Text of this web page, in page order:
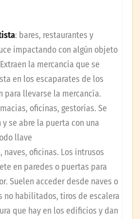
: bares, restaurantes y
impactando con algún objeto
la mercancía que se
en los escaparates de los
para llevarse la mercancía.
oficinas, gestorías. Se
se abre la puerta con una
llave
naves, oficinas. Los intrusos
en paredes o puertas para
Suelen acceder desde naves o
no habilitados, tiros de escalera
que hay en los edificios y dan